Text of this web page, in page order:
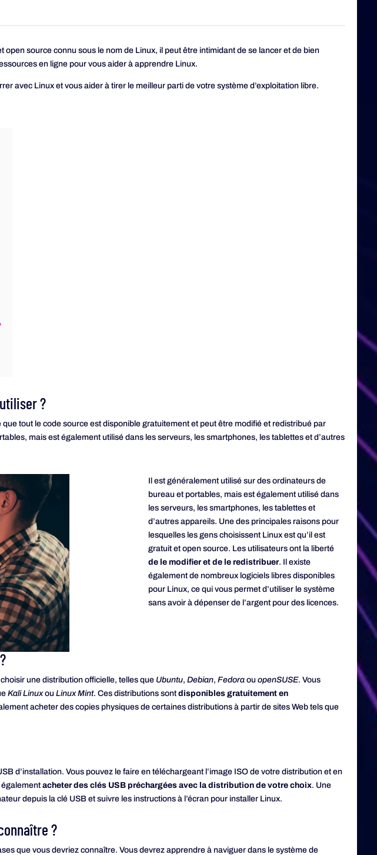
source connu sous le nom de Linux, il peut être intimidant de se lancer et de bien
en ligne pour vous aider à apprendre Linux.
avec Linux et vous aider à tirer le meilleur parti de votre système d’exploitation libre.
?
tout le code source est disponible gratuitement et peut être modifié et redistribué par
mais est également utilisé dans les serveurs, les smartphones, les tablettes et d’autres
Il est généralement utilisé sur des ordinateurs de
bureau et portables, mais est également utilisé dans
les serveurs, les smartphones, les tablettes et
d’autres appareils. Une des principales raisons pour
lesquelles les gens choisissent Linux est qu’il est
gratuit et open source. Les utilisateurs ont la liberté
de le modifier et de le redistribuer. Il existe
également de nombreux logiciels libres disponibles
pour Linux, ce qui vous permet d’utiliser le système
sans avoir à dépenser de l’argent pour des licences.
une distribution officielle, telles que Ubuntu,Debian,Fedora ouopenSUSE. Vous
Kali LinuxouLinux Mint. Ces distributions sont disponibles gratuitement en
acheter des copies physiques de certaines distributions à partir de sites Web tels que
d’installation. Vous pouvez le faire en téléchargeant l’image ISO de votre distribution et en
égalementacheter des clés USB préchargées avec la distribution de votre choix. Une
depuis la clé USB et suivre les instructions à l’écran pour installer Linux.
?
que vous devriez connaître. Vous devrez apprendre à naviguer dans le système de